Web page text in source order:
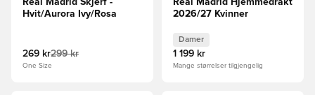
Hvit/Aurora Ivy/Rosa
269 kr299 kr
One Size
2026/27 Kvinner
Damer
1 199 kr
Mange størrelser tilgjengelig